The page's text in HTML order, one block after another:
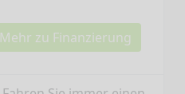
Mehr zu Finanzierung